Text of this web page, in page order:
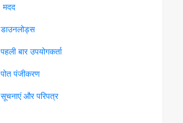
मदद
डाउनलोड्स
पहली बार उपयोगकर्ता
पोत पंजीकरण
सूचनाएं और परिपत्र